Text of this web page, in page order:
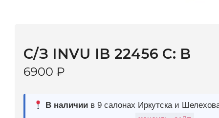
В наличии в 9 салонах Иркутска и Шелехова |